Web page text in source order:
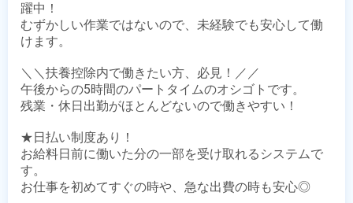
躍中！
むずかしい作業ではないので、未経験でも安心して働
けます。
＼＼扶養控除内で働きたい方、必見！／／
午後からの5時間のパートタイムのオシゴトです。
残業・休日出勤がほとんどないので働きやすい！
★日払い制度あり！
お給料日前に働いた分の一部を受け取れるシステムで
す。
お仕事を初めてすぐの時や、急な出費の時も安心◎